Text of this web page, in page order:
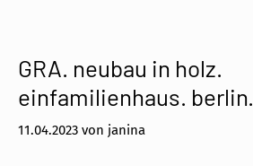
GRA. neubau in holz.
einfamilienhaus. berlin.
11.04.2023 von janina